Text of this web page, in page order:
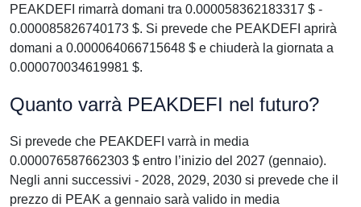
PEAKDEFI rimarrà domani tra 0.000058362183317 $ -
0.000085826740173 $. Si prevede che PEAKDEFI aprirà
domani a 0.000064066715648 $ e chiuderà la giornata a
0.000070034619981 $.
Quanto varrà PEAKDEFI nel futuro?
Si prevede che PEAKDEFI varrà in media
0.000076587662303 $ entro l’inizio del 2027 (gennaio).
Negli anni successivi - 2028, 2029, 2030 si prevede che il
prezzo di PEAK a gennaio sarà valido in media